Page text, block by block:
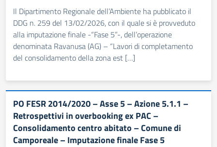
Il Dipartimento Regionale dell’Ambiente ha pubblicato il
DDG n. 259 del 13/02/2026, con il quale si è provveduto
alla imputazione finale -“Fase 5”-, dell’operazione
denominata Ravanusa (AG) – “Lavori di completamento
del consolidamento della zona est […]
PO FESR 2014/2020 – Asse 5 – Azione 5.1.1 –
Retrospettivi in overbooking ex PAC –
Consolidamento centro abitato – Comune di
Camporeale – Imputazione finale Fase 5